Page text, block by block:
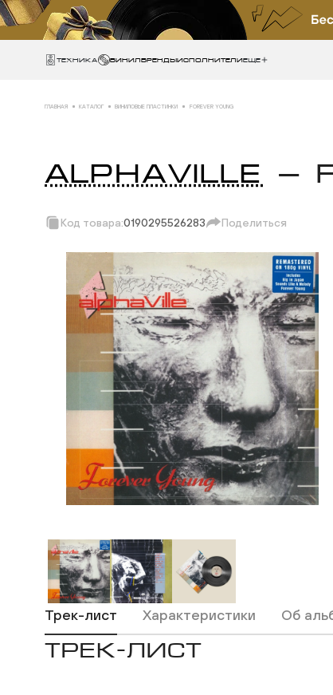
Техника ВИНИЛБРЕНДЫИСПОЛНИТЕЛИЕще
ГЛАВНАЯ КАТАЛОГ ВИНИЛОВЫЕ ПЛАСТИНКИ FOREVER YOUNG
ALPHAVILLE —
Код товара:0190295526283 Поделиться
Скопировать
Вотсап
Телеграм
Макс
ВКонтакте
Одноклассники
Трек-лист Характеристики Об
ТРЕК-ЛИСТ